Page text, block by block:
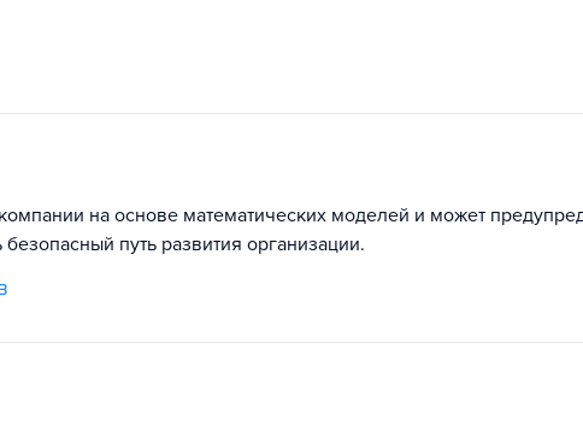
на основе математических моделей и может
путь развития организации.